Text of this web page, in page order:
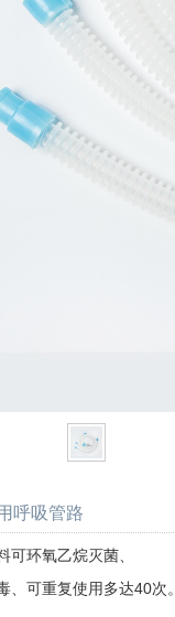
呼吸管路
可环氧乙烷灭菌、
、可重复使用多达40次。